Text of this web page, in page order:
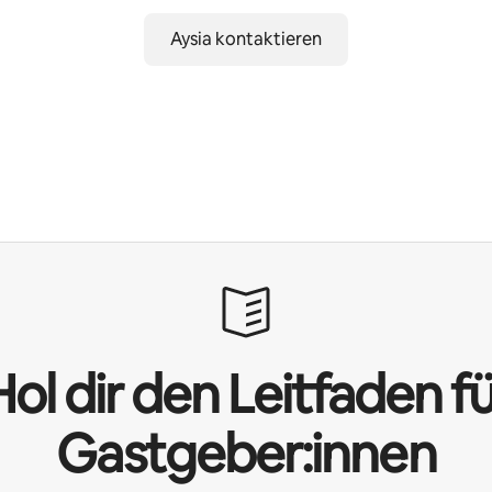
Aysia kontaktieren
dir den Leitfaden
Gastgeber:innen